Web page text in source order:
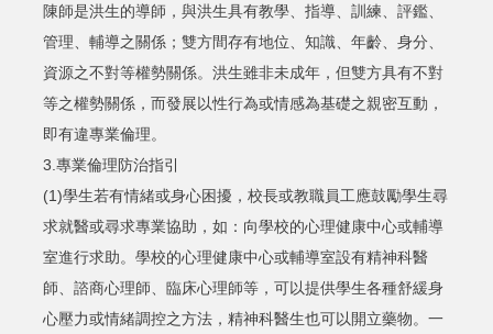
陳師是洪生的導師，與洪生具有教學、指導、訓練、評鑑、
管理、輔導之關係；雙方間存有地位、知識、年齡、身分、
資源之不對等權勢關係。洪生雖非未成年，但雙方具有不對
等之權勢關係，而發展以性行為或情感為基礎之親密互動，
即有違專業倫理。
3.專業倫理防治指引
(1)學生若有情緒或身心困擾，校長或教職員工應鼓勵學生尋
求就醫或尋求專業協助，如：向學校的心理健康中心或輔導
室進行求助。學校的心理健康中心或輔導室設有精神科醫
師、諮商心理師、臨床心理師等，可以提供學生各種舒緩身
心壓力或情緒調控之方法，精神科醫生也可以開立藥物。一